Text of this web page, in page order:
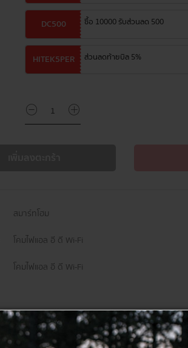
DC500 ซื้อ 10000 รับส่วนลด 500
HITEK5PER ส่วนลดท้ายบิล 5%
สมาร์ทโฮม
โคมไฟแอล อี ดี Wi-Fi
โคมไฟแอล อี ดี Wi-Fi